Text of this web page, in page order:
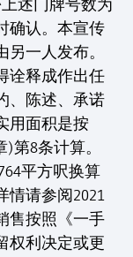
述门牌号数为
确认。本宣传
一人发布。
诠释成作出任
、陈述、承诺
用面积是按
第8条计算。
平方呎换算
情请参阅2021
售按照《一手
权利决定或更